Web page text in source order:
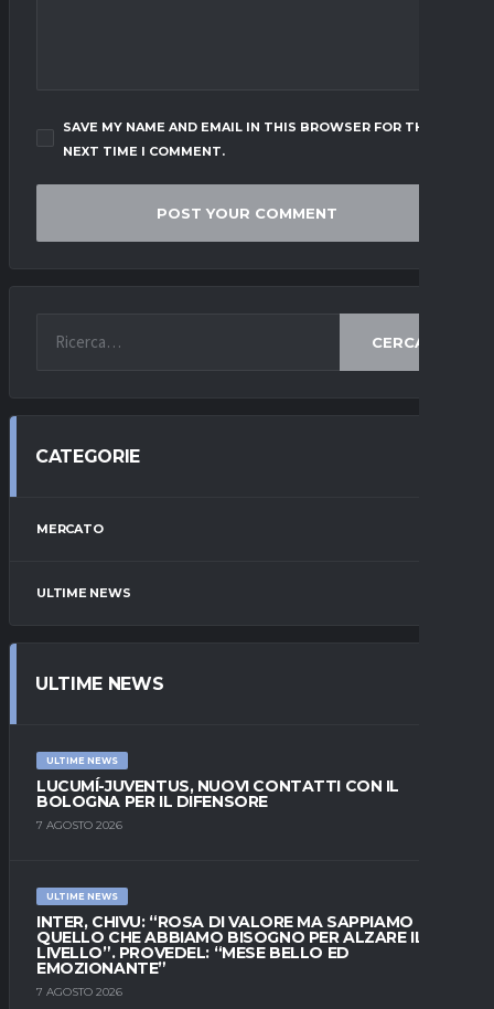
SAVE MY NAME AND EMAIL IN THIS BROWSER FOR THE
NEXT TIME I COMMENT.
CERCA
CATEGORIE
MERCATO
ULTIME NEWS
ULTIME NEWS
ULTIME NEWS
LUCUMÍ-JUVENTUS, NUOVI CONTATTI CON IL
BOLOGNA PER IL DIFENSORE
7 AGOSTO 2026
ULTIME NEWS
INTER, CHIVU: “ROSA DI VALORE MA SAPPIAMO
QUELLO CHE ABBIAMO BISOGNO PER ALZARE IL
LIVELLO”. PROVEDEL: “MESE BELLO ED
EMOZIONANTE”
7 AGOSTO 2026